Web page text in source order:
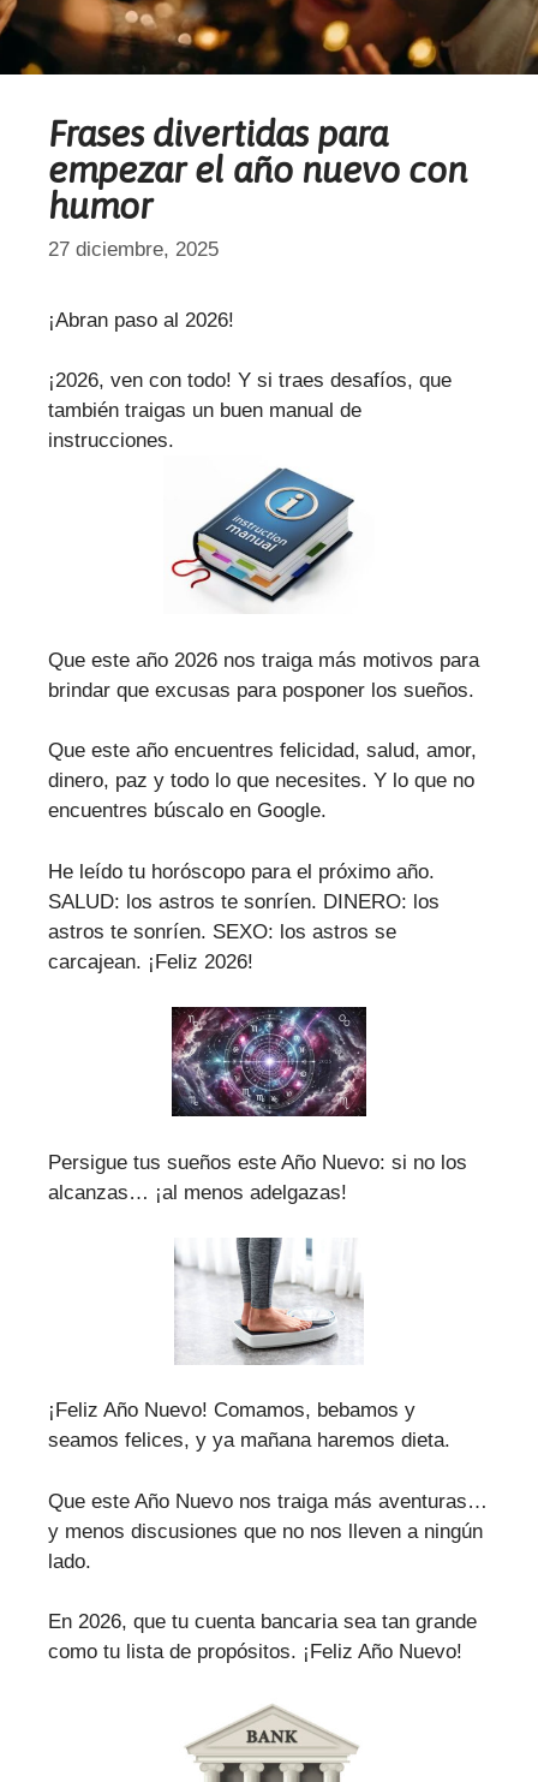
Frases divertidas para
empezar el año nuevo con
humor
27 diciembre, 2025
¡Abran paso al 2026!
¡2026, ven con todo! Y si traes desafíos, que
también traigas un buen manual de
instrucciones.
Que este año 2026 nos traiga más motivos para
brindar que excusas para posponer los sueños.
Que este año encuentres felicidad, salud, amor,
dinero, paz y todo lo que necesites. Y lo que no
encuentres búscalo en Google.
He leído tu horóscopo para el próximo año.
SALUD: los astros te sonríen. DINERO: los
astros te sonríen. SEXO: los astros se
carcajean. ¡Feliz 2026!
Persigue tus sueños este Año Nuevo: si no los
alcanzas… ¡al menos adelgazas!
¡Feliz Año Nuevo! Comamos, bebamos y
seamos felices, y ya mañana haremos dieta.
Que este Año Nuevo nos traiga más aventuras…
y menos discusiones que no nos lleven a ningún
lado.
En 2026, que tu cuenta bancaria sea tan grande
como tu lista de propósitos. ¡Feliz Año Nuevo!